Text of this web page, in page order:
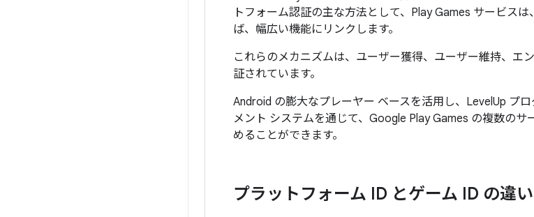
トフォーム認証の主な方法として、Play Games サービス
ば、幅広い機能にリンクします。
これらのメカニズムは、ユーザー獲得、ユーザー維持、エ
証されています。
Android の膨大なプレーヤー ベースを活用し、LevelUp プ
メント システムを通じて、Google Play Games の複数の
めることができます。
プラットフォーム ID とゲーム ID の違